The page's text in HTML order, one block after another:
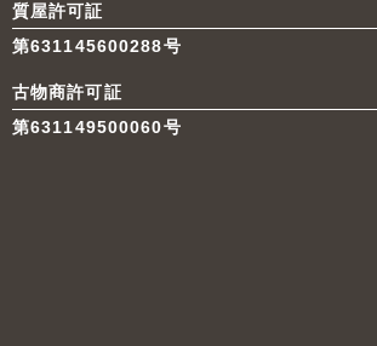
質屋許可証
第631145600288号
古物商許可証
第631149500060号